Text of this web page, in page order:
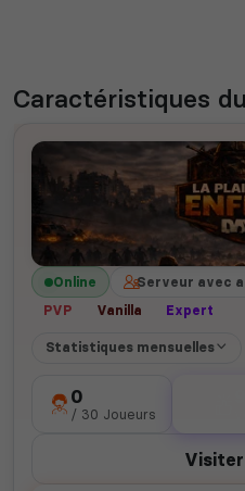
Caractéristiques
Online Serveur avec
PVP
Vanilla Expert
Statistiques mensuelles
0
/ 30 Joueurs